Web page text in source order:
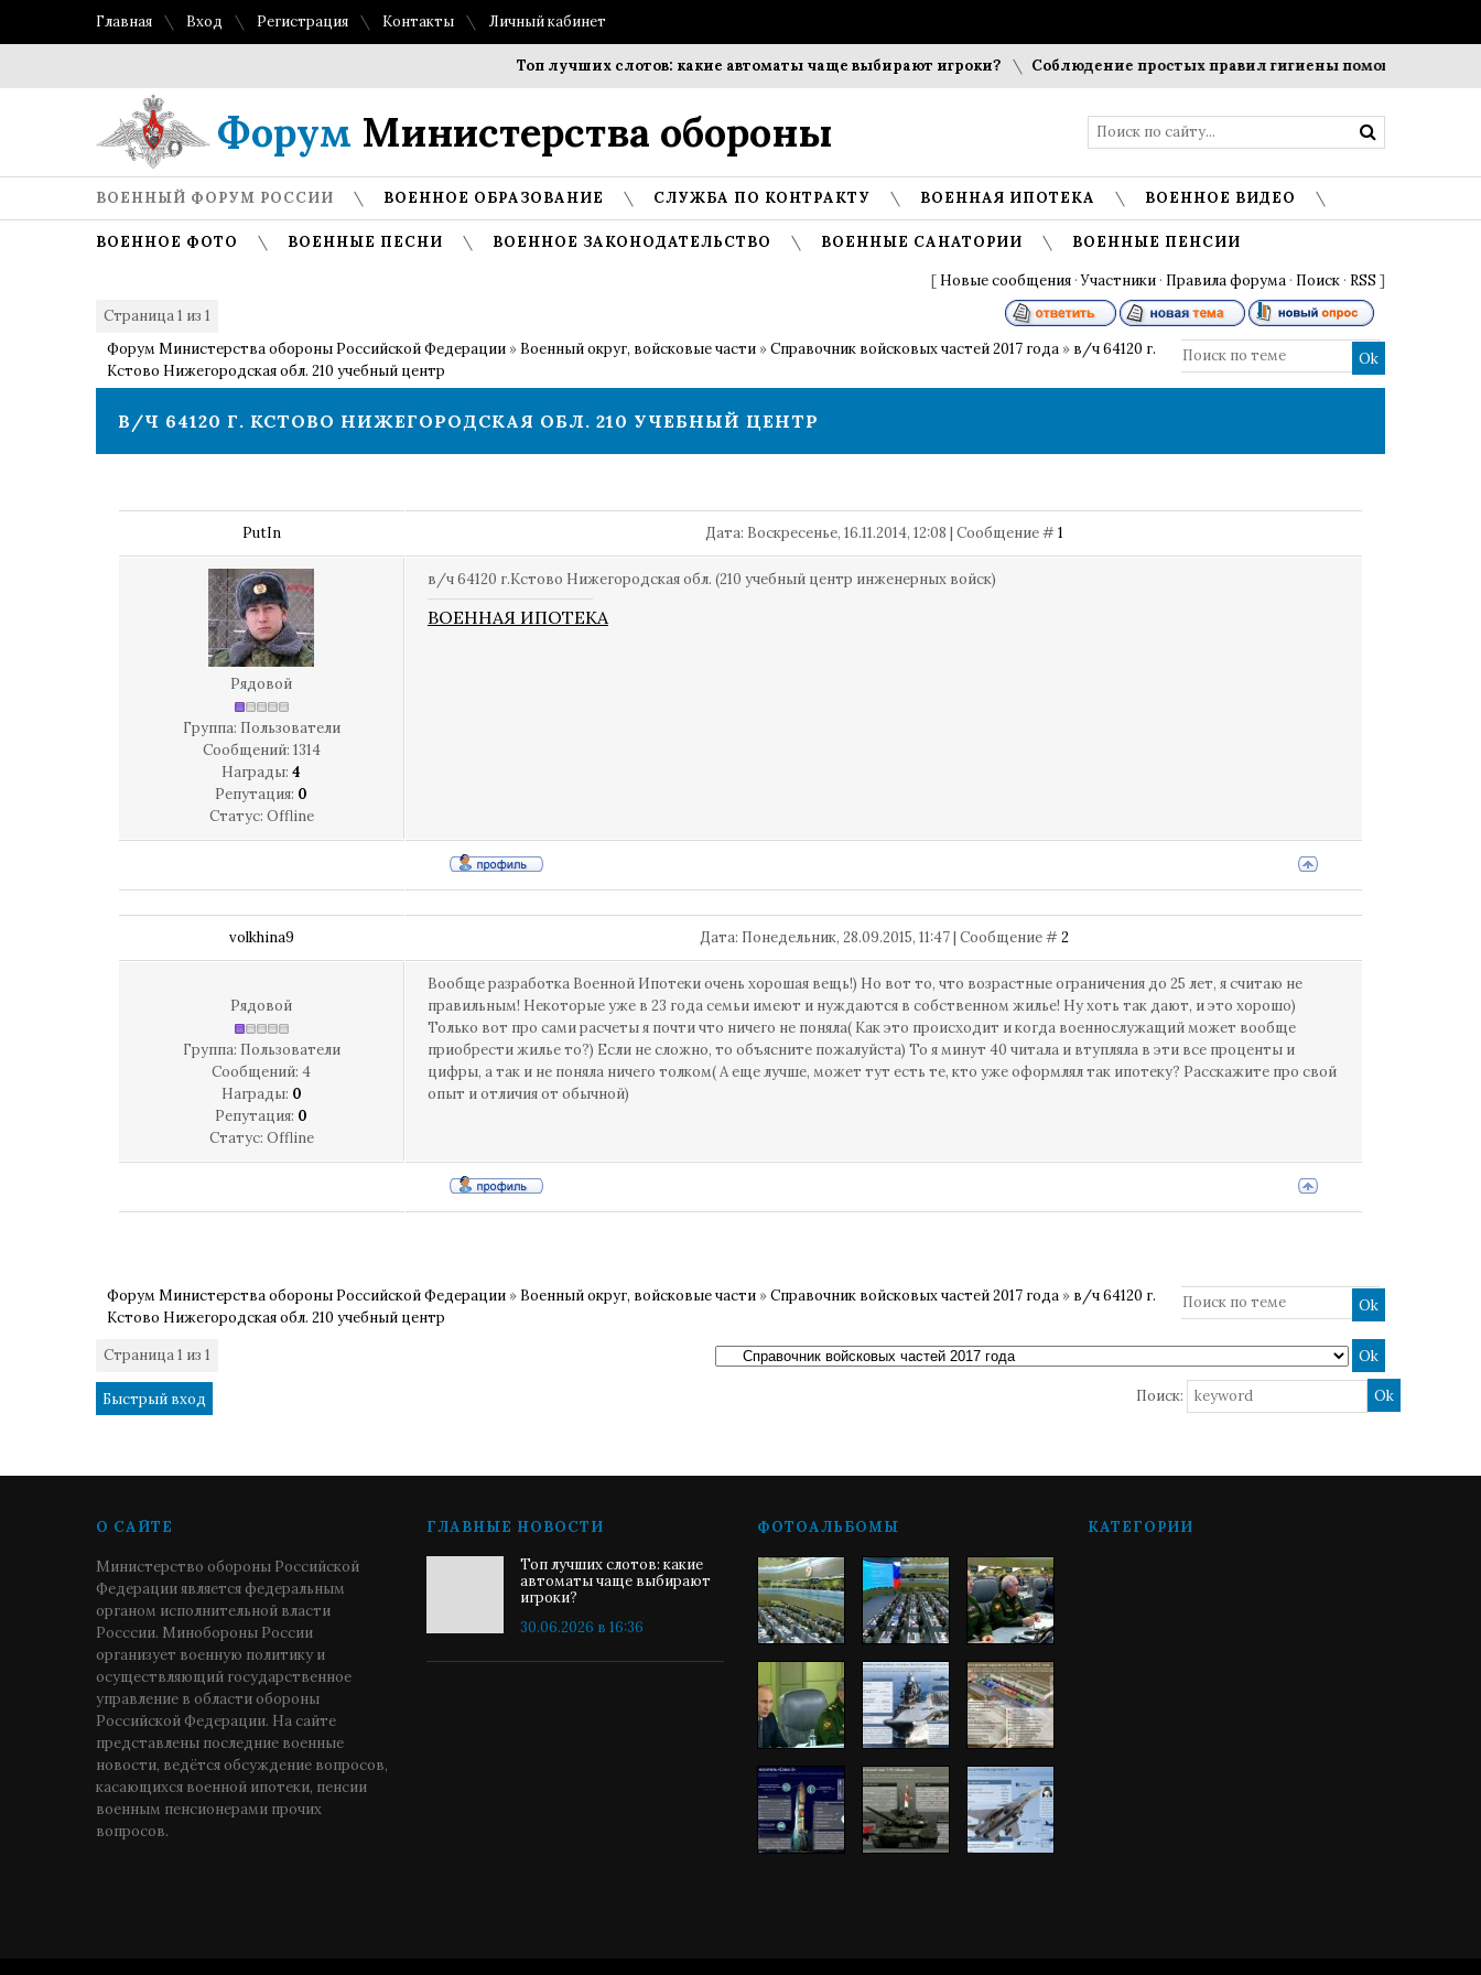
Главная Вход Регистрация Контакты Личный кабинет
Топ лучших слотов: какие автоматы чаще выбирают игроки? Соблюдение простых правил гигиены помогает
Форум Министерства обороны
ВОЕННЫЙ ФОРУМ РОССИИ ВОЕННОЕ ОБРАЗОВАНИЕ СЛУЖБА ПО КОНТРАКТУ ВОЕННАЯ ИПОТЕКА ВОЕННОЕ ВИДЕО
ВОЕННОЕ ФОТО ВОЕННЫЕ ПЕСНИ ВОЕННОЕ ЗАКОНОДАТЕЛЬСТВО ВОЕННЫЕ САНАТОРИИ ВОЕННЫЕ ПЕНСИИ
[ Новые сообщения ·Участники · Правила форума · Поиск · RSS ]
Страница1 из 1
Форум Министерства обороны Российской Федерации » Военный округ, войсковые части »Справочник войсковых частей 2017 года » в/ч 64120 г.
Кстово Нижегородская обл. 210 учебный центр
В/Ч 64120 Г. КСТОВО НИЖЕГОРОДСКАЯ ОБЛ. 210 УЧЕБНЫЙ ЦЕНТР
PutIn Дата: Воскресенье, 16.11.2014, 12:08 | Сообщение #1
Рядовой
Группа: Пользователи
Сообщений: 1314
Награды: 4
Репутация: 0
Статус: Offline
в/ч 64120 г.Кстово Нижегородская обл. (210 учебный центр инженерных войск)
ВОЕННАЯ ИПОТЕКА
volkhina9 Дата: Понедельник, 28.09.2015, 11:47 | Сообщение #2
Рядовой
Группа: Пользователи
Сообщений: 4
Награды: 0
Репутация: 0
Статус: Offline
Вообще разработка Военной Ипотеки очень хорошая вещь!) Но вот то, что возрастные ограничения до 25 лет, я считаю не
правильным! Некоторые уже в 23 года семьи имеют и нуждаются в собственном жилье! Ну хоть так дают, и это хорошо)
Только вот про сами расчеты я почти что ничего не поняла( Как это происходит и когда военнослужащий может вообще
приобрести жилье то?) Если не сложно, то объясните пожалуйста) То я минут 40 читала и втупляла в эти все проценты и
цифры, а так и не поняла ничего толком( А еще лучше, может тут есть те, кто уже оформлял так ипотеку? Расскажите про свой
опыт и отличия от обычной)
Форум Министерства обороны Российской Федерации » Военный округ, войсковые части »Справочник войсковых частей 2017 года » в/ч 64120 г.
Кстово Нижегородская обл. 210 учебный центр
Страница1 из 1
Поиск:
О САЙТЕ
Министерство обороны Российской
Федерации является федеральным
органом исполнительной власти
Росссии. Минобороны России
организует военную политику и
осуществляющий государственное
управление в области обороны
Российской Федерации. На сайте
представлены последние военные
новости, ведётся обсуждение вопросов,
касающихся военной ипотеки, пенсии
военным пенсионерами прочих
вопросов.
ГЛАВНЫЕ НОВОСТИ
Топ лучших слотов: какие
автоматы чаще выбирают
игроки?
30.06.2026 в 16:36
ФОТОАЛЬБОМЫ КАТЕГОРИИ